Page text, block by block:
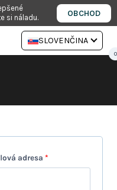
si náladu.
OBCHOD
SLOVENČINA
0
adresa *